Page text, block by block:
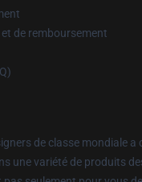
de remboursement
de classe mondiale a
une variété de produits